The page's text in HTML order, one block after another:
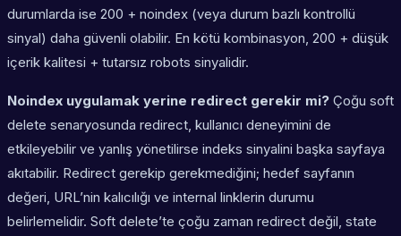
durumlarda ise 200 + noindex (veya durum bazlı kontrollü
sinyal) daha güvenli olabilir. En kötü kombinasyon, 200 + düşük
içerik kalitesi + tutarsız robots sinyalidir.
Noindex uygulamak yerine redirect gerekir mi? Çoğu soft
delete senaryosunda redirect, kullanıcı deneyimini de
etkileyebilir ve yanlış yönetilirse indeks sinyalini başka sayfaya
akıtabilir. Redirect gerekip gerekmediğini; hedef sayfanın
değeri, URL’nin kalıcılığı ve internal linklerin durumu
belirlemelidir. Soft delete’te çoğu zaman redirect değil, state